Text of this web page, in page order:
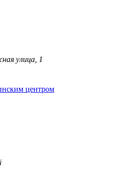
улица, 1
центром